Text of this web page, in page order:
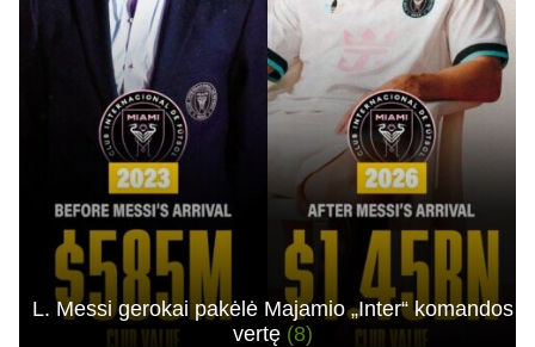
L. Messi gerokai pakėlė Majamio „Inter“ komandos
vertę (8)